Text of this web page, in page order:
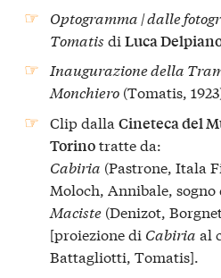
Optogramma | dalle
Tomatis diLuca
Inaugurazione della
Monchiero (Tomatis,
Clip dallaCineteca del
Torinotratte da:
Cabiria (Pastrone, Itala
Moloch, Annibale, sogno
Maciste (Denizot,
[proiezione di Cabiria al
Battagliotti, Tomatis].